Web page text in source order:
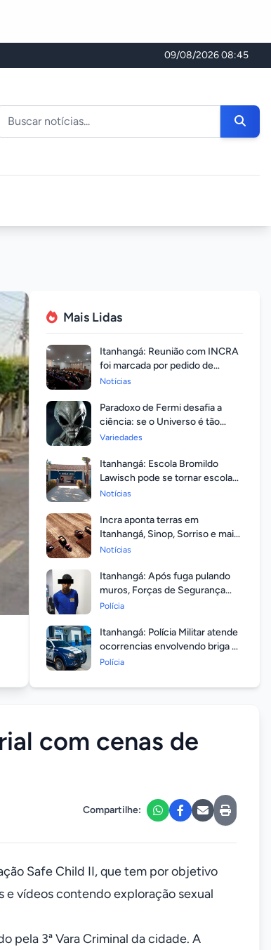
09/08/2026 08:45
noticias
Mais Lidas
Itanhangá: Reunião com INCRA
foi marcada por pedido de
regularização pela população
Notícias
Paradoxo de Fermi desafia a
ciência: se o Universo é tão
vasto, por que ninguém
Variedades
Itanhangá: Escola Bromildo
Lawisch pode se tornar escola
cívico-militar
Notícias
Incra aponta terras em
Itanhangá, Sinop, Sorriso e mais
14 entre as com maior
Notícias
Itanhangá: Após fuga pulando
muros, Forças de Segurança
prendem homem com mandato
Polícia
Itanhangá: Polícia Militar atende
ocorrencias envolvendo briga de
casais durante feriado
Polícia
com cenas de
Compartilhe:
Safe Child II, que tem por objetivo
vídeos contendo exploração sexual
pela 3ª Vara Criminal da cidade. A